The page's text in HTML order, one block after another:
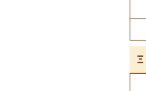
Ξ